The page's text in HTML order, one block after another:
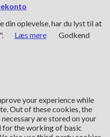
oplevelse, har du lyst til at
Læs mere Godkend
your experience while
Out of these cookies, the
are stored on your
for the working of basic